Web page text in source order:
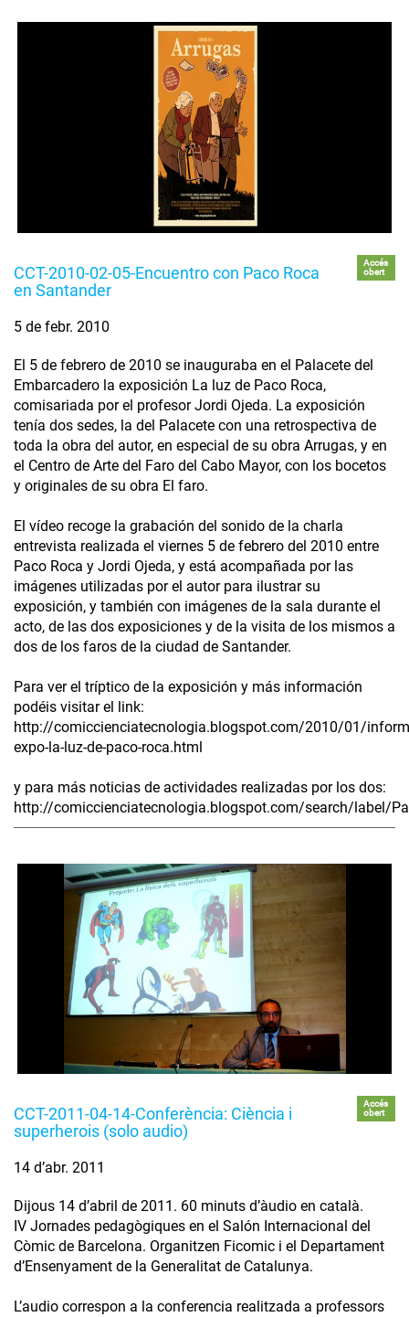
CCT-2010-02-05-Encuentro con Paco Roca
en Santander
Accés
obert
5 de febr. 2010
El 5 de febrero de 2010 se inauguraba en el Palacete del
Embarcadero la exposición La luz de Paco Roca,
comisariada por el profesor Jordi Ojeda. La exposición
tenía dos sedes, la del Palacete con una retrospectiva de
toda la obra del autor, en especial de su obra Arrugas, y en
el Centro de Arte del Faro del Cabo Mayor, con los bocetos
y originales de su obra El faro.
El vídeo recoge la grabación del sonido de la charla
entrevista realizada el viernes 5 de febrero del 2010 entre
Paco Roca y Jordi Ojeda, y está acompañada por las
imágenes utilizadas por el autor para ilustrar su
exposición, y también con imágenes de la sala durante el
acto, de las dos exposiciones y de la visita de los mismos a
dos de los faros de la ciudad de Santander.
Para ver el tríptico de la exposición y más información
podéis visitar el link:
http://comiccienciatecnologia.blogspot.com/2010/01/
expo-la-luz-de-paco-roca.html
y para más noticias de actividades realizadas por los dos:
http://comiccienciatecnologia.blogspot.com/search/label/
CCT-2011-04-14-Conferència: Ciència i
superherois (solo audio)
Accés
obert
14 d’abr. 2011
Dijous 14 d’abril de 2011. 60 minuts d’àudio en català.
IV Jornades pedagògiques en el Salón Internacional del
Còmic de Barcelona. Organitzen Ficomic i el Departament
d’Ensenyament de la Generalitat de Catalunya.
L’audio correspon a la conferencia realitzada a professors